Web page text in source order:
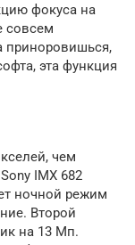
фокуса на
совсем
приноровишься,
эта функция
чем
IMX 682
ночной режим
Второй
на 13 Мп.